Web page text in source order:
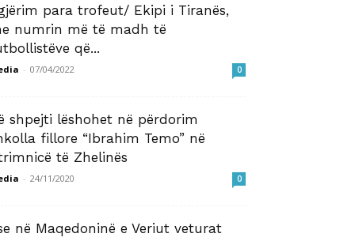
para trofeut/ Ekipi i Tiranës,
numrin më të madh të
që...
- 07/04/2022 0
shpejti lëshohet në përdorim
fillore “Ibrahim Temo” në
të Zhelinës
- 24/11/2020 0
në Maqedoninë e Veriut veturat